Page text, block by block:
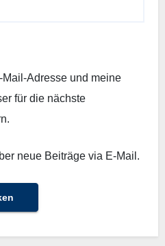
Adresse und meine
für die nächste
neue Beiträge via E-Mail.